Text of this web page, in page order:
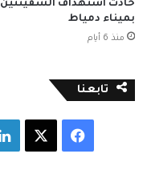
حادث استهداف السفينتين
بميناء دمياط
منذ 6 أيام
تابعنا
فيسبوك